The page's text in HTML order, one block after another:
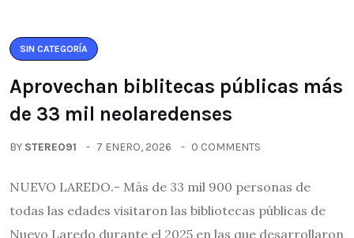
SIN CATEGORÍA
Aprovechan biblitecas públicas más
de 33 mil neolaredenses
BY STEREO91 7 ENERO, 2026 0 COMMENTS
NUEVO LAREDO.- Más de 33 mil 900 personas de
todas las edades visitaron las bibliotecas públicas de
Nuevo Laredo durante el 2025 en las que desarrollaron